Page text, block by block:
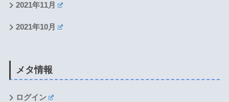
2021年11月
2021年10月
メタ情報
ログイン